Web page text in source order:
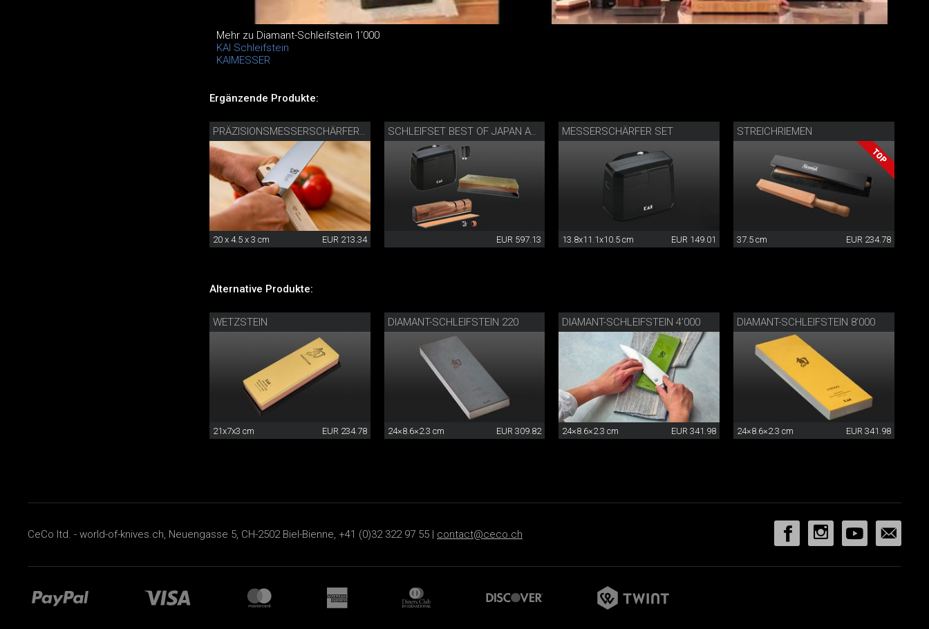
Mehr zu Diamant-Schleifstein 1’000
KAI Schleifstein
KAIMESSER
Ergänzende Produkte:
PRÄZISIONSMESSERSCHÄRFER MIT DIAMANTLEDER
20 x 4.5 x 3 cm EUR 213.34
SCHLEIFSET BEST OF JAPAN AND SWITZERLAND
EUR 597.13
MESSERSCHÄRFER SET
13.8x11.1x10.5 cm EUR 149.01
STREICHRIEMEN
37.5 cm EUR 234.78
Alternative Produkte:
WETZSTEIN
21x7x3 cm EUR 234.78
DIAMANT-SCHLEIFSTEIN 220
24×8.6×2.3 cm EUR 309.82
DIAMANT-SCHLEIFSTEIN 4’000
24×8.6×2.3 cm EUR 341.98
DIAMANT-SCHLEIFSTEIN 8’000
24×8.6×2.3 cm EUR 341.98
CeCo ltd. - world-of-knives.ch, Neuengasse 5, CH-2502 Biel-Bienne, +41 (0)32 322 97 55 | contact@ceco.ch